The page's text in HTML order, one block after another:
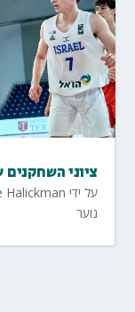
ציוני
על ידי Halickman
נוער